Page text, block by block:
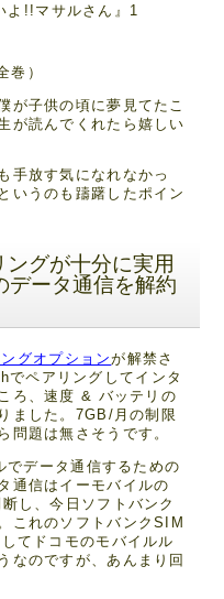
よ!!マサルさん』1
巻）
が子供の頃に夢見てたこ
が読んでくれたら嬉しい
手放す気になれなかっ
いうのも躊躇したポイン
グが十分に実用
データ通信を解約
グオプションが解禁さ
ペアリングしてインタ
ろ、速度 & バッテリの
ました。7GB/月の制限
問題は無さそうです。
でデータ通信するための
通信はイーモバイルの
し、今日ソフトバンク
これのソフトバンクSIM
てドコモのモバイルル
なのですが、あんまり回